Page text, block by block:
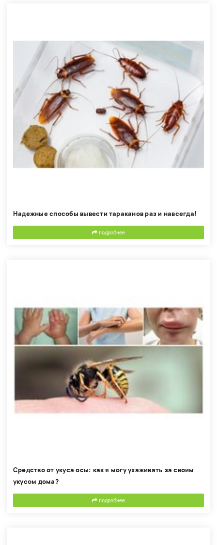
Надежные способы вывести тараканов раз и навсегда!
подробнее
Средство от укуса осы: как я могу ухаживать за своим
укусом дома?
подробнее